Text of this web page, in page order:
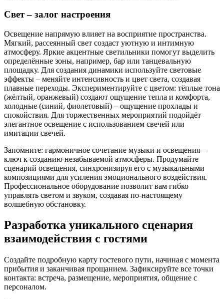
Свет – залог настроения
Освещение напрямую влияет на восприятие пространства.
Мягкий, рассеянный свет создаст уютную и интимную
атмосферу. Яркие акцентные светильники помогут выделить
определённые зоны, например, бар или танцевальную
площадку. Для создания динамики используйте световые
эффекты – меняйте интенсивность и цвет света, создавая
плавные переходы. Экспериментируйте с цветом: тёплые тона
(жёлтый, оранжевый) создают ощущение тепла и комфорта,
холодные (синий, фиолетовый) – ощущение прохлады и
спокойствия. Для торжественных мероприятий подойдёт
элегантное освещение с использованием свечей или
имитации свечей.
Запомните: гармоничное сочетание музыки и освещения –
ключ к созданию незабываемой атмосферы. Продумайте
сценарий освещения, синхронизируя его с музыкальными
композициями для усиления эмоционального воздействия.
Профессиональное оборудование позволит вам гибко
управлять светом и звуком, создавая по-настоящему
волшебную обстановку.
Разработка уникального сценария
взаимодействия с гостями
Создайте подробную карту гостевого пути, начиная с момента
прибытия и заканчивая прощанием. Зафиксируйте все точки
контакта: встреча, размещение, мероприятия, общение с
персоналом.